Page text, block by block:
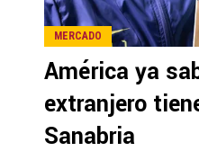
MERCADO
América ya
extranjero
Sanabria